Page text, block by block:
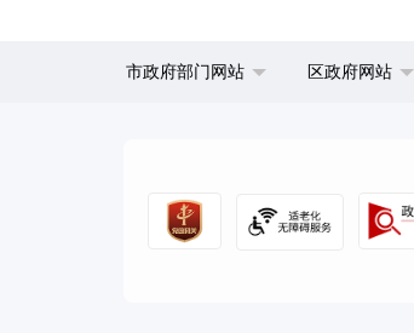
市政府部门网站 区政府网站